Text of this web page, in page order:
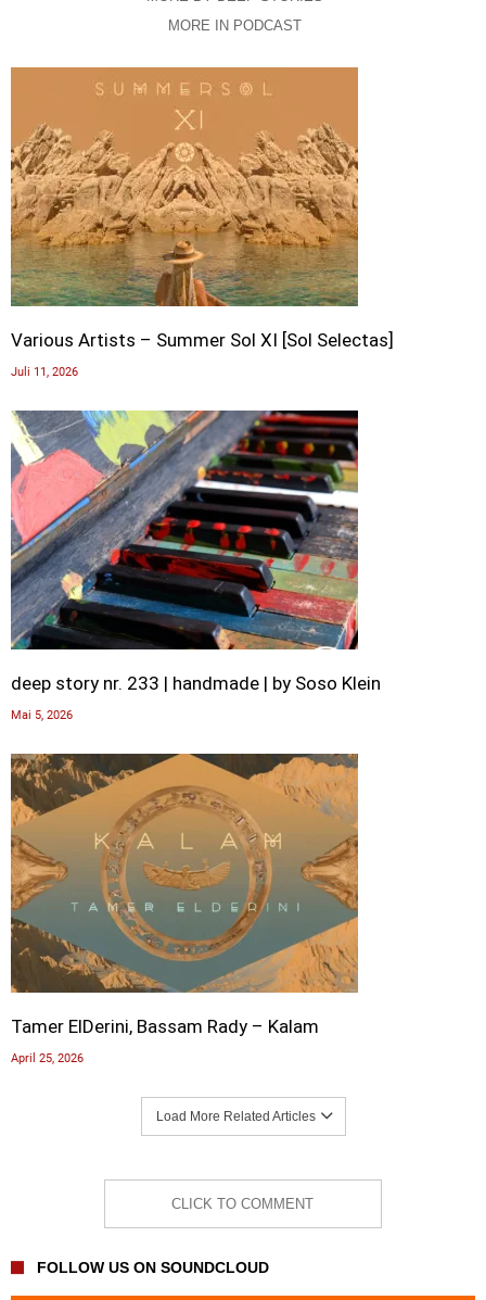
MORE IN PODCAST
Various Artists – Summer Sol XI [Sol Selectas]
Juli 11, 2026
deep story nr. 233 | handmade | by Soso Klein
Mai 5, 2026
Tamer ElDerini, Bassam Rady – Kalam
April 25, 2026
Load More Related Articles
CLICK TO COMMENT
FOLLOW US ON SOUNDCLOUD